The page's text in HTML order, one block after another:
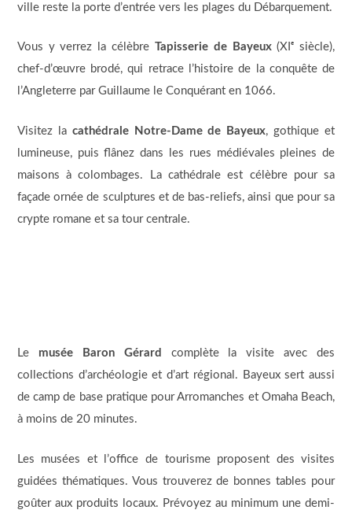
ville reste la porte d’entrée vers les plages du Débarquement.
Vous y verrez la célèbre Tapisserie de Bayeux(XIᵉ siècle),
chef-d’œuvre brodé, qui retrace l’histoire de la conquête de
l’Angleterre par Guillaume le Conquérant en 1066.
Visitez la cathédrale Notre-Dame de Bayeux, gothique et
lumineuse, puis flânez dans les rues médiévales pleines de
maisons à colombages. La cathédrale est célèbre pour sa
façade ornée de sculptures et de bas-reliefs, ainsi que pour sa
crypte romane et sa tour centrale.
Le musée Baron Gérard
complète la visite avec des
collections d’archéologie et d’art régional. Bayeux sert aussi
de camp de base pratique pour Arromanches et Omaha Beach,
à moins de 20 minutes.
Les musées et l’office de tourisme proposent des visites
guidées thématiques. Vous trouverez de bonnes tables pour
goûter aux produits locaux. Prévoyez au minimum une demi-